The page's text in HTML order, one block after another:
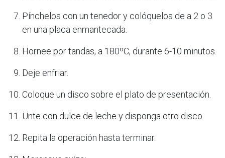
Pínchelos con un tenedor y colóquelos de a 2 o 3
en una placa enmantecada.
Hornee por tandas, a 180ºC, durante 6-10 minutos.
Deje enfriar.
Coloque un disco sobre el plato de presentación.
Unte con dulce de leche y disponga otro disco.
Repita la operación hasta terminar.